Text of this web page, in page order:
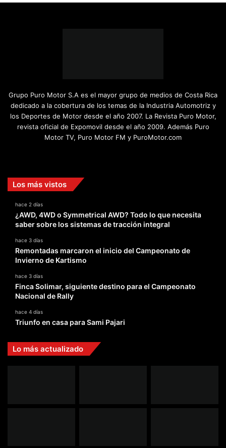
Grupo Puro Motor S.A es el mayor grupo de medios de Costa Rica
dedicado a la cobertura de los temas de la Industria Automotriz y
los Deportes de Motor desde el año 2007. La Revista Puro Motor,
revista oficial de Expomovil desde el año 2009. Además Puro
Motor TV, Puro Motor FM y PuroMotor.com
Los más vistos
hace 2 días
¿AWD, 4WD o Symmetrical AWD? Todo lo que necesita
saber sobre los sistemas de tracción integral
hace 3 días
Remontadas marcaron el inicio del Campeonato de
Invierno de Kartismo
hace 3 días
Finca Solimar, siguiente destino para el Campeonato
Nacional de Rally
hace 4 días
Triunfo en casa para Sami Pajari
Lo más actualizado